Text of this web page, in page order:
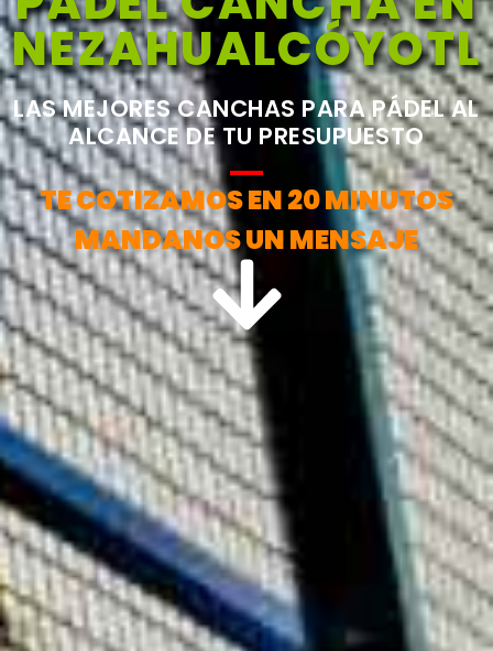
NEZAHUALCÓYOTL
LAS MEJORES CANCHAS PARA PÁDEL AL
ALCANCE DE TU PRESUPUESTO
TE COTIZAMOS EN 20 MINUTOS
MANDANOS UN MENSAJE